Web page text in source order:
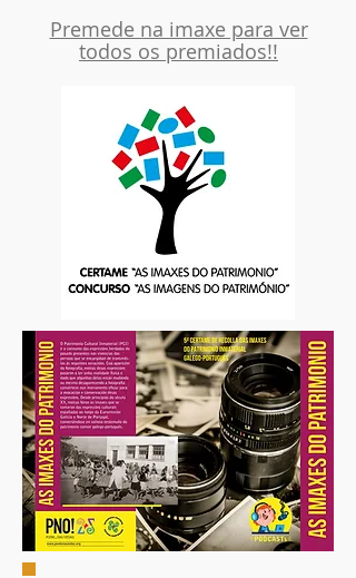
Premede na imaxe para ver
todos os premiados!!